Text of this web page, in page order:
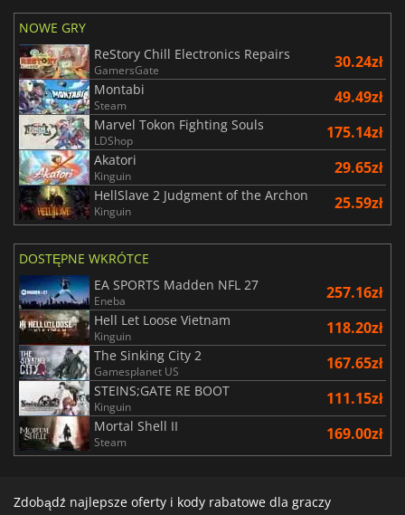
NOWE GRY
ReStory Chill Electronics Repairs
GamersGate 30.24zł
Montabi
Steam 49.49zł
Marvel Tokon Fighting Souls
LDShop 175.14zł
Akatori
Kinguin 29.65zł
HellSlave 2 Judgment of the Archon
Kinguin 25.59zł
DOSTĘPNE WKRÓTCE
EA SPORTS Madden NFL 27
Eneba 257.16zł
Hell Let Loose Vietnam
Kinguin 118.20zł
The Sinking City 2
Gamesplanet US 167.65zł
STEINS;GATE RE BOOT
Kinguin 111.15zł
Mortal Shell II
Steam 169.00zł
Zdobądź najlepsze oferty i kody rabatowe dla graczy